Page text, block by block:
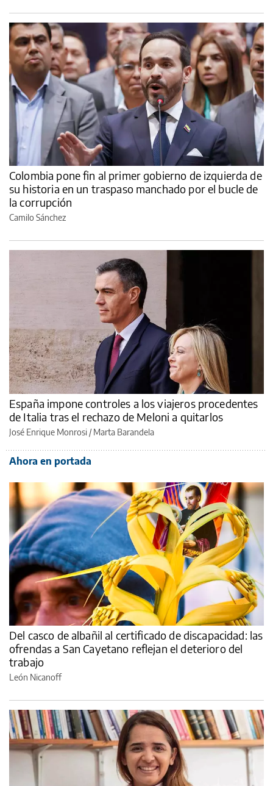
Colombia pone fin al primer gobierno de izquierda de
su historia en un traspaso manchado por el bucle de
la corrupción
Camilo Sánchez
España impone controles a los viajeros procedentes
de Italia tras el rechazo de Meloni a quitarlos
José Enrique Monrosi / Marta Barandela
Ahora en portada
Del casco de albañil al certificado de discapacidad: las
ofrendas a San Cayetano reflejan el deterioro del
trabajo
León Nicanoff